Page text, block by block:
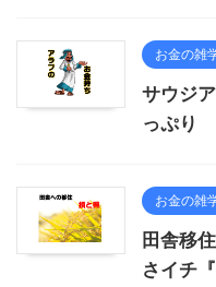
お金の雑
サウジ
っぷり
お金の雑
田舎移
さイチ